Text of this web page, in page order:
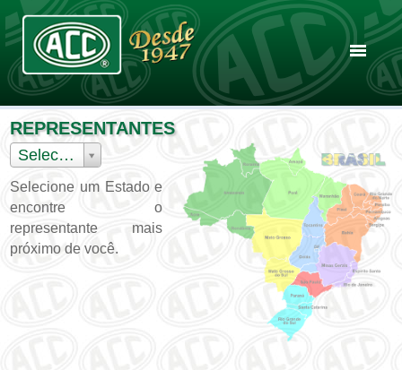
×
Selecione um Idioma
Português
Español
English
Home
A Empresa
Produtos
Representantes
REPRESENTANTES
Selecione um Estado
Selecione um Estado e
encontre o
representante mais
próximo de você.